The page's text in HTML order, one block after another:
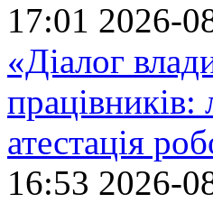
17:01 2026-
«Діалог
працівників:
атестація
16:53 2026-